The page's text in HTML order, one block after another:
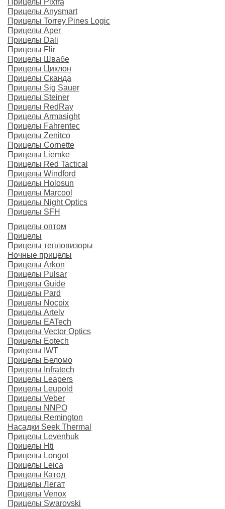
Прицелы Pixfra
Прицелы Anysmart
Прицелы Torrey Pines Logic
Прицелы Aper
Прицелы Dali
Прицелы Flir
Прицелы Швабе
Прицелы Циклон
Прицелы Сканда
Прицелы Sig Sauer
Прицелы Steiner
Прицелы RedRay
Прицелы Armasight
Прицелы Fahrentec
Прицелы Zenitco
Прицелы Cornette
Прицелы Liemke
Прицелы Red Tactical
Прицелы Windford
Прицелы Holosun
Прицелы Marcool
Прицелы Night Optics
Прицелы SFH
Прицелы оптом
Прицелы
Прицелы тепловизоры
Ночные прицелы
Прицелы Arkon
Прицелы Pulsar
Прицелы Guide
Прицелы Pard
Прицелы Nocpix
Прицелы Artelv
Прицелы EATech
Прицелы Vector Optics
Прицелы Eotech
Прицелы IWT
Прицелы Беломо
Прицелы Infratech
Прицелы Leapers
Прицелы Leupold
Прицелы Veber
Прицелы NNPO
Прицелы Remington
Насадки Seek Thermal
Прицелы Levenhuk
Прицелы Hti
Прицелы Longot
Прицелы Leica
Прицелы Катод
Прицелы Легат
Прицелы Venox
Прицелы Swarovski